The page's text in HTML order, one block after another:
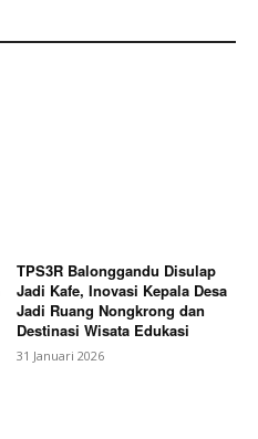
TPS3R Balonggandu Disulap
Jadi Kafe, Inovasi Kepala Desa
Jadi Ruang Nongkrong dan
Destinasi Wisata Edukasi
31 Januari 2026